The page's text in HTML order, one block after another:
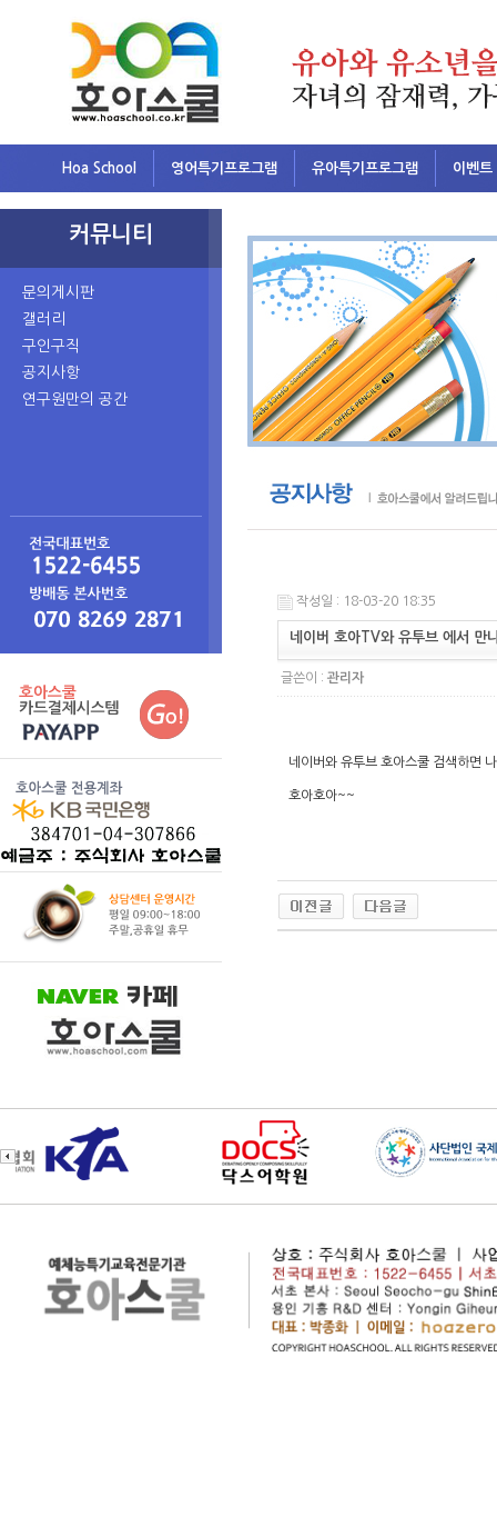
Hoa School 영어특기프로그램 유아특기프로그램 이벤트
커뮤니티
문의게시판
갤러리
구인구직
공지사항
연구원만의 공간
작성일 : 18-03-20 18:35
네이버 호아TV와 유투브 에서 만
글쓴이 : 관리자
네이버와 유투브 호아스쿨 검색하면
호아호아~~